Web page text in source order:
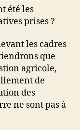
été les
prises ?
les cadres
que
agricole,
de
des
ne sont pas à